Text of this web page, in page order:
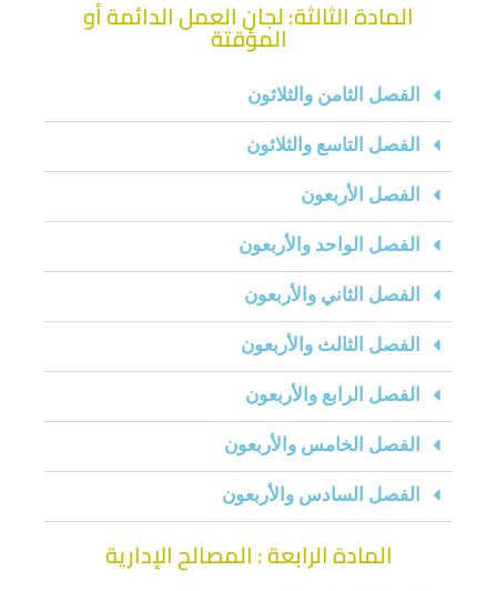
المادة الثالثة: لجان العمل الدائمة أو
المؤقتة
الفصل الثامن والثلاثون
الفصل التاسع والثلاثون
الفصل الأربعون
الفصل الواحد والأربعون
الفصل الثاني والأربعون
الفصل الثالث والأربعون
الفصل الرابع والأربعون
الفصل الخامس والأربعون
الفصل السادس والأربعون
المادة الرابعة : المصالح الإدارية